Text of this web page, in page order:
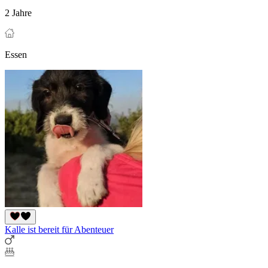
2 Jahre
Essen
Kalle ist bereit für Abenteuer